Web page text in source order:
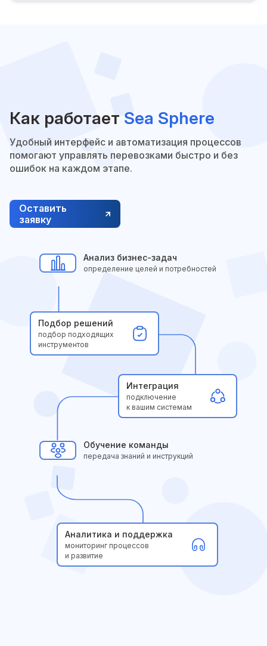
Как работает Sea Sphere
Удобный интерфейс и автоматизация процессов
помогают управлять перевозками быстро и без
ошибок на каждом этапе.
Оставить
заявку
Анализ бизнес-задач
определение целей и потребностей
Подбор решений
подбор подходящих
инструментов
Интеграция
подключение
к вашим системам
Обучение команды
передача знаний и инструкций
Аналитика и поддержка
мониторинг процессов
и развитие